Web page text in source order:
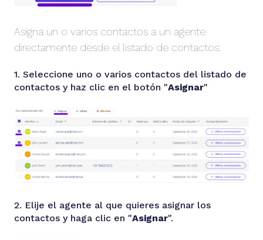
Asigna un o varios contactos a un agente
directamente desde el listado de contactos:
1. Seleccione uno o varios contactos del listado de
contactos y haz clic en el botón "Asignar"
2. Elije el agente al que quieres asignar los
contactos y haga clic en "Asignar".